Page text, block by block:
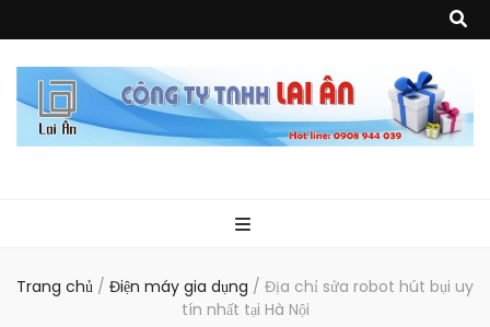
Ân
phẩm về nhựa như áo mưa, túi nhựa, handger…Đặc biệt là các sản phẩm
từ MICA, MDF, FORMAT như tủ trưng bày, quầy, kệ, Tray…
Trang chủ / Điện máy gia dụng / Địa chỉ sửa robot hút bụi uy
tín nhất tại Hà Nội